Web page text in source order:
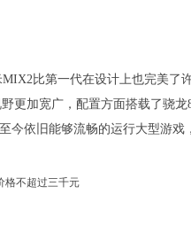
比第一代在设计上也完美了
更加宽广，配置方面搭载了骁龙
今依旧能够流畅的运行大型游